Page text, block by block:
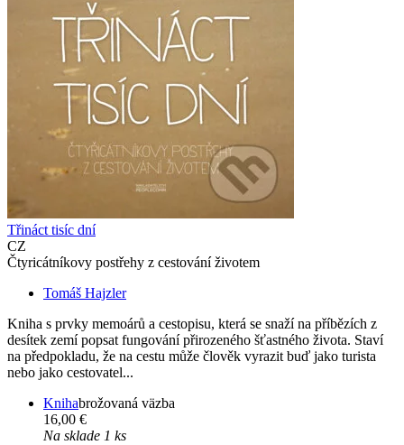
Třináct tisíc dní
CZ
Čtyricátníkovy postřehy z cestování životem
Tomáš Hajzler
Kniha s prvky memoárů a cestopisu, která se snaží na příbězích z
desítek zemí popsat fungování přirozeného šťastného života. Staví
na předpokladu, že na cestu může člověk vyrazit buď jako turista
nebo jako cestovatel...
Knihabrožovaná väzba
16,00 €
Na sklade 1 ks